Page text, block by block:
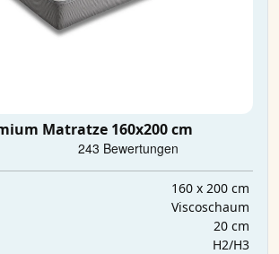
Matratze 160x200 cm
160 x 200 cm
Viscoschaum
20 cm
H2/H3